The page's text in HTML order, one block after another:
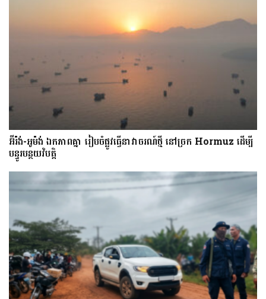
អ៊ីរ៉ង់-អូម៉ង់ ឯកភាពគ្នា រៀបចំផ្លូវធ្វើនាវាចរណ៍ថ្មី នៅច្រក Hormuz ដើម្បី
បន្ធូរបន្ថយវិបត្តិ